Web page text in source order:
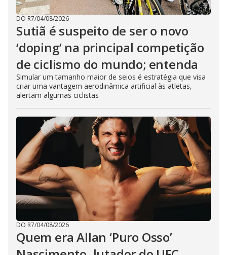
DO R7/04/08/2026
Sutiã é suspeito de ser o novo
‘doping’ na principal competição
de ciclismo do mundo; entenda
Simular um tamanho maior de seios é estratégia que visa
criar uma vantagem aerodinâmica artificial às atletas,
alertam algumas ciclistas
DO R7/04/08/2026
Quem era Allan ‘Puro Osso’